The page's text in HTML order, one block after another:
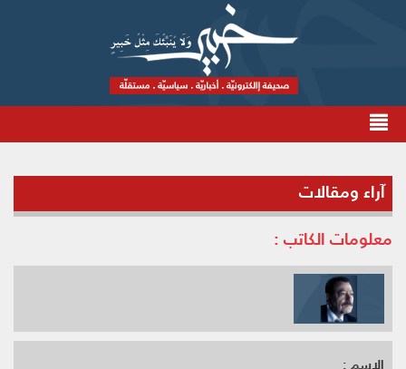
آراء ومقالات
معلومات الكاتب :
الاسم :